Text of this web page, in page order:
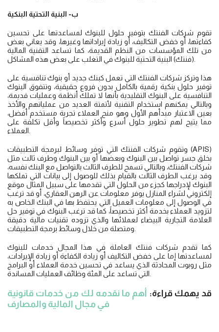
ب- البنية التحتية البنكية
تقوم شركات الفنتك بتوفير حلول للبنوك لمساعدتها على تحسين
كفاءتها، أو خفض التكاليف، أو زيادة إيراداتها وغيرها، وقد يعاني بعض
من تلك المؤسسات من النظم القديمة، كما تساعد التقنية المالية
هذا وتركز شركات الفنتك التي تعمل كبنك جديد أو بنوك تنافسية على
توفير حلول بنكية رقمية بالكامل بدون فروع حقيقية، وتتفوق البنوك
التنافسية على البنوك التقليدية بأنها لا تملك أنظمة وعمليات قديمة،
وبالتالي يمكنهم استخدام التقنية لأتمتة العديد من عملياتهم والأخذ
بعين الاعتبار مبدأهم الأول وهو منح العملاء تجربة مستخدم أفضل،
مما يتيح لهم تطوير حلول أسرع وأكثر تخصيصاً وأقل تكلفة على
وتقوم شركات الفنتك التي توفر وسائط لبرمجة التطبيقات (APIS)
بخلق جسر تواصل بين البنوك وبعضها أو بين البنوك وطرف ثالث مثل
شركات الفنتك، وبالتالي تسمح للطرف الثالث بالتواصل مع البنك نفسه،
وقد يرغب الطرف الثالث بالقيام بذلك للوصول إلى بيانات التي تملكها
البنوك لإدراجها كجزء من الحلول التي تقدمها على سبيل المثال موقع
إلكتروني لشراء المنازل يوفر معلومات عن الرهن العقاري، أو قد ترغب
في الوصول إلى معلومات العميل التي يحتفظ بها في البنك الخاص به
لتزويد العملاء بخدمة أكثر تخصيصاً، كما قد ترغب البنوك في توفير حل
العلامة التجارية البيضاء لعملائها والذي تزوده تقنيات مالية دقيقة
كما تقدم شركات فنتك العاملة في هذا المجال خدمات للبنوك
لمساعدتها إما على خفض التكاليف أو زيادة الكفاءة أو زيادة الإيرادات،
مثل روبوت المحادثة الذي يساعد في تحسين خدمة العملاء أو البرامج
قد يهمك قراءة: أهم ما نقدمه لك من خدمات قانونية
في مجال المالية والمصارف